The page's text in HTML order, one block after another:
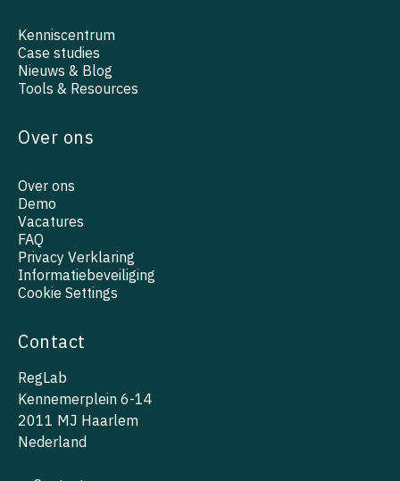
Kenniscentrum
Case studies
Nieuws & Blog
Tools & Resources
Over ons
Over ons
Demo
Vacatures
FAQ
Privacy Verklaring
Informatiebeveiliging
Cookie Settings
Contact
RegLab
Kennemerplein 6-14
2011 MJ Haarlem
Nederland